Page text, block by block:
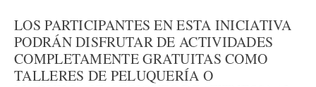
LOS PARTICIPANTES EN ESTA INICIATIVA
PODRÁN DISFRUTAR DE ACTIVIDADES
COMPLETAMENTE GRATUITAS COMO
TALLERES DE PELUQUERÍA O